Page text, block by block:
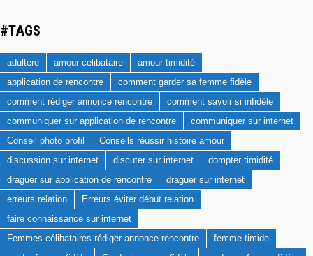
#TAGS
adultere amour célibataire
amour timidité
application de rencontre
comment garder sa femme fidèle
comment rédiger annonce rencontre
comment savoir si infidèle
communiquer sur application de rencontre
communiquer sur internet
Conseil photo profil
Conseils réussir histoire amour
discussion sur internet
discuter sur internet
dompter timidité
draguer sur application de rencontre
draguer sur internet
erreurs relation
Erreurs éviter début relation
faire connaissance sur internet
Femmes célibataires rédiger annonce rencontre
femme timide